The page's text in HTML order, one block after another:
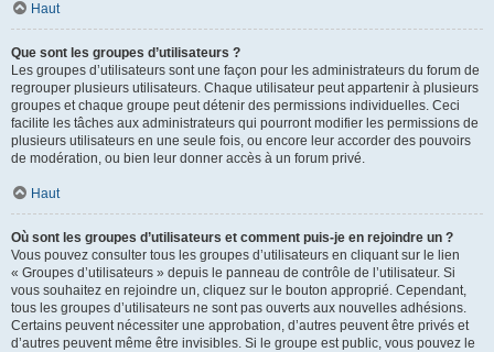
Haut
Que sont les groupes d’utilisateurs ?
Les groupes d’utilisateurs sont une façon pour les administrateurs du forum de
regrouper plusieurs utilisateurs. Chaque utilisateur peut appartenir à plusieurs
groupes et chaque groupe peut détenir des permissions individuelles. Ceci
facilite les tâches aux administrateurs qui pourront modifier les permissions de
plusieurs utilisateurs en une seule fois, ou encore leur accorder des pouvoirs
de modération, ou bien leur donner accès à un forum privé.
Haut
Où sont les groupes d’utilisateurs et comment puis-je en rejoindre un ?
Vous pouvez consulter tous les groupes d’utilisateurs en cliquant sur le lien
« Groupes d’utilisateurs » depuis le panneau de contrôle de l’utilisateur. Si
vous souhaitez en rejoindre un, cliquez sur le bouton approprié. Cependant,
tous les groupes d’utilisateurs ne sont pas ouverts aux nouvelles adhésions.
Certains peuvent nécessiter une approbation, d’autres peuvent être privés et
d’autres peuvent même être invisibles. Si le groupe est public, vous pouvez le